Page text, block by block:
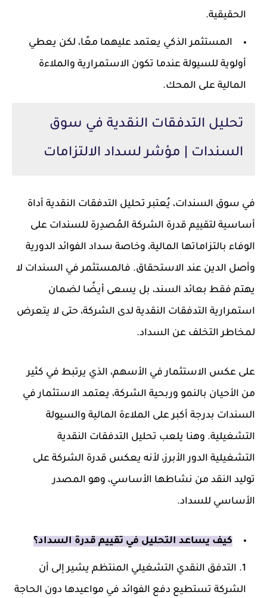
الحقيقية.
المستثمر الذكي يعتمد عليهما معًا، لكن يعطي
أولوية للسيولة عندما تكون الاستمرارية والملاءة
المالية على المحك.
تحليل التدفقات النقدية في سوق
السندات | مؤشر لسداد الالتزامات
في سوق السندات، يُعتبر تحليل التدفقات النقدية أداة
أساسية لتقييم قدرة الشركة المُصدِرة للسندات على
الوفاء بالتزاماتها المالية، وخاصة سداد الفوائد الدورية
وأصل الدين عند الاستحقاق. فالمستثمر في السندات لا
يهتم فقط بعائد السند، بل يسعى أيضًا لضمان
استمرارية التدفقات النقدية لدى الشركة، حتى لا يتعرض
لمخاطر التخلف عن السداد.
على عكس الاستثمار في الأسهم، الذي يرتبط في كثير
من الأحيان بالنمو وربحية الشركة، يعتمد الاستثمار في
السندات بدرجة أكبر على الملاءة المالية والسيولة
التشغيلية. وهنا يلعب تحليل التدفقات النقدية
التشغيلية الدور الأبرز، لأنه يعكس قدرة الشركة على
توليد النقد من نشاطها الأساسي، وهو المصدر
الأساسي للسداد.
كيف يساعد التحليل في تقييم قدرة السداد؟
التدفق النقدي التشغيلي المنتظم يشير إلى أن
الشركة تستطيع دفع الفوائد في مواعيدها دون الحاجة